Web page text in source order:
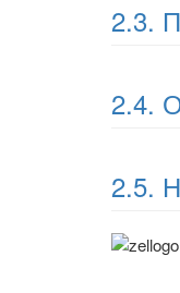
2.3.
2.4.
2.5.